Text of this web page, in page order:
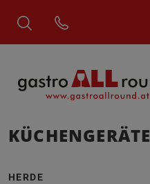
KÜCHENGERÄTE
HERDE